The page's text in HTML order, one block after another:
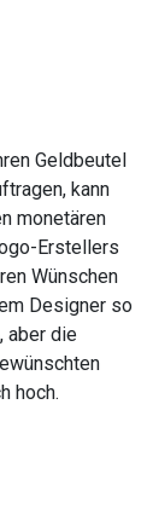
Geldbeutel
kann
monetären
Erstellers
Wünschen
Designer so
aber die
hoch.